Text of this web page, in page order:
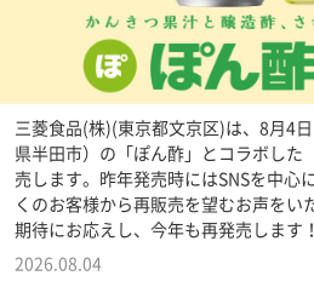
三菱食品(株)(東京都文京区)は、8月4
県半田市）の「ぽん酢」とコラボし
売します。昨年発売時にはSNSを中心
くのお客様から再販売を望むお声をい
期待にお応えし、今年も再発売します！
2026.08.04